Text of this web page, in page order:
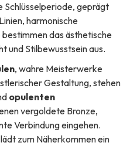
Schlüsselperiode, geprägt
harmonische
das ästhetische
und Stilbewusstsein aus.
, wahre Meisterwerke
Gestaltung, stehen
opulenten
vergoldete Bronze,
Verbindung eingehen.
zum Näherkommen ein